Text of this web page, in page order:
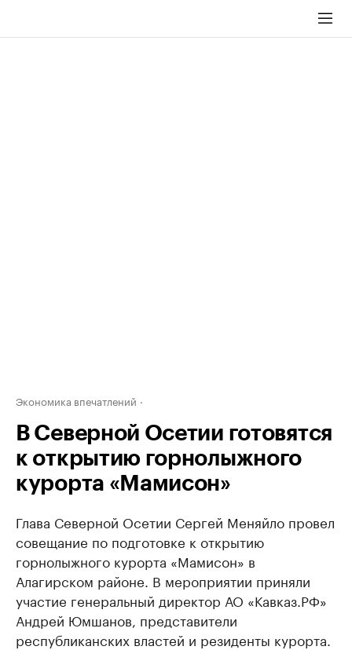
Экономика впечатлений
В Северной Осетии готовятся
к открытию горнолыжного
курорта «Мамисон»
Глава Северной Осетии Сергей Меняйло провел
совещание по подготовке к открытию
горнолыжного курорта «Мамисон» в
Алагирском районе. В мероприятии приняли
участие генеральный директор АО «Кавказ.РФ»
Андрей Юмшанов, представители
республиканских властей и резиденты курорта.